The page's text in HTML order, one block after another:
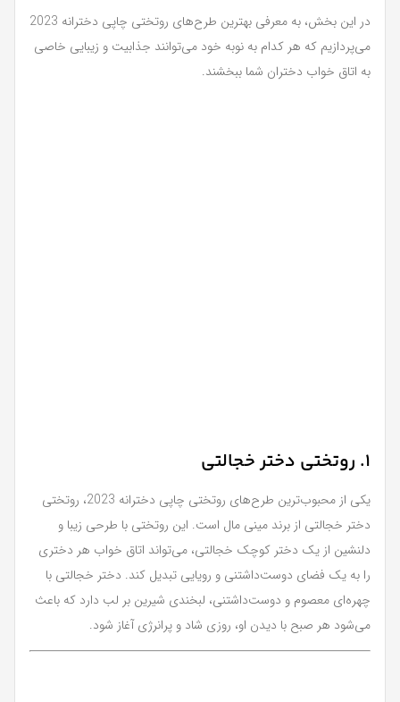
در این بخش، به معرفی بهترین طرح‌های روتختی چاپی دخترانه 2023
می‌پردازیم که هر کدام به نوبه خود می‌توانند جذابیت و زیبایی خاصی
به اتاق خواب دختران شما ببخشند.
1. روتختی دختر خجالتی
یکی از محبوب‌ترین طرح‌های روتختی چاپی دخترانه 2023، روتختی
دختر خجالتی از برند مینی مال است. این روتختی با طرحی زیبا و
دلنشین از یک دختر کوچک خجالتی، می‌تواند اتاق خواب هر دختری
را به یک فضای دوست‌داشتنی و رویایی تبدیل کند. دختر خجالتی با
چهره‌ای معصوم و دوست‌داشتنی، لبخندی شیرین بر لب دارد که باعث
می‌شود هر صبح با دیدن او، روزی شاد و پرانرژی آغاز شود.